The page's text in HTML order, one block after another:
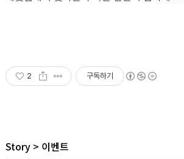
2 구독하기
Story 이벤트